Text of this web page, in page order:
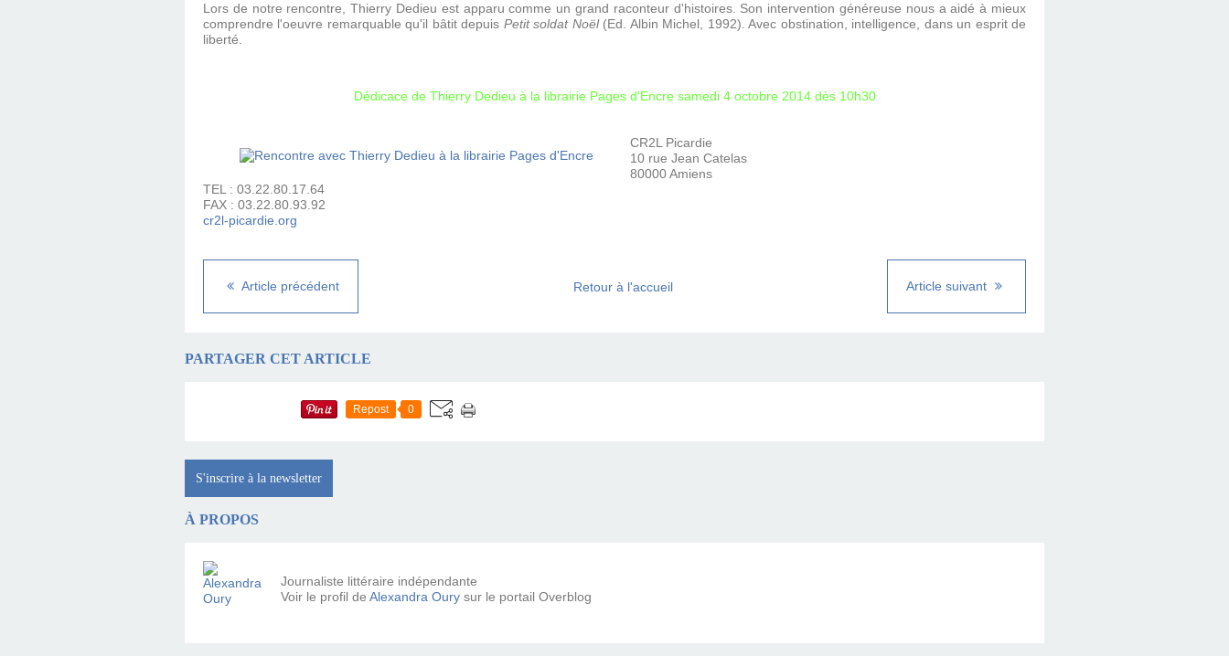
Lors de notre rencontre, Thierry Dedieu est apparu comme un grand raconteur d'histoires. Son intervention généreuse nous a aidé à mieux
comprendre l'oeuvre remarquable qu'il bâtit depuis Petit soldat Noël(Ed. Albin Michel, 1992). Avec obstination, intelligence, dans un esprit de
liberté.
Dédicace de Thierry Dedieu à la librairie Pages d'Encre samedi 4 octobre 2014 dès 10h30
CR2L Picardie
10 rue Jean Catelas
80000 Amiens
TEL : 03.22.80.17.64
FAX : 03.22.80.93.92
cr2l-picardie.org
Article précédent Article suivant
Retour à l'accueil
PARTAGER CET ARTICLE
Repost 0
S'inscrire à la newsletter
À PROPOS
Journaliste littéraire indépendante
Voir le profil de Alexandra Oury sur le portail Overblog